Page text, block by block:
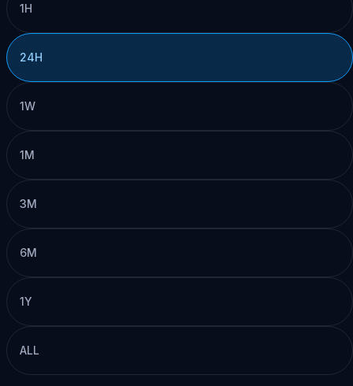
1H
24H
1W
1M
3M
6M
1Y
ALL